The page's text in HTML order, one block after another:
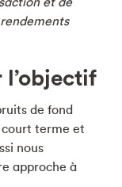
l’objectif
de fond
terme et
nous
approche à